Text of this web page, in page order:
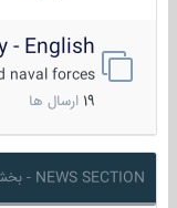
- English
naval forces!
ارسال ها
NEWS SECTION - بخش خبر